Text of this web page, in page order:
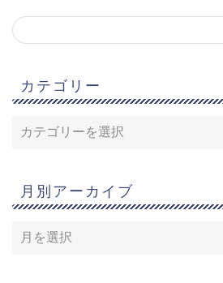
カテゴリー
月別アーカイブ